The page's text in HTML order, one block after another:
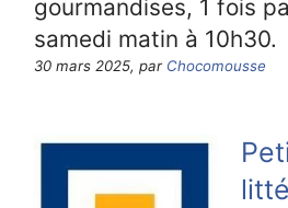
gourmandises, 1 fois
samedi matin à 10h30.
30 mars 2025, par Chocomousse